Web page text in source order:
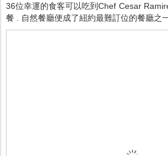
36位幸運的食客可以吃到Chef Cesar
餐 . 自然餐廳便成了紐約最難訂位的餐廳之